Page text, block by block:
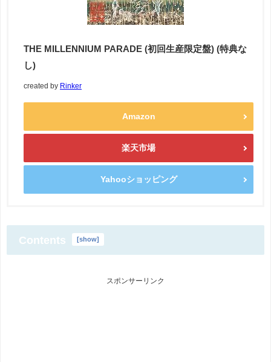
THE MILLENNIUM PARADE (初回生産限定盤) (特典な
し)
created by Rinker
Amazon
楽天市場
Yahooショッピング
Contents [show]
スポンサーリンク